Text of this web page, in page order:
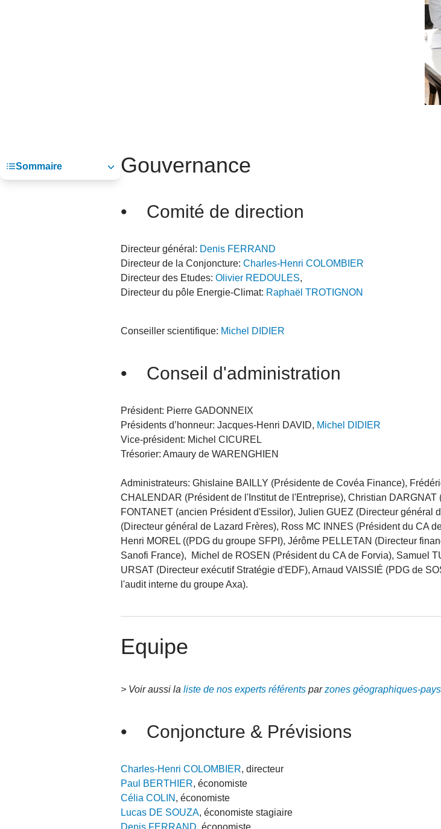
10
20
Sommaire Gouvernance
• Comité de direction
Directeur général: Denis FERRAND
Directeur de la Conjoncture: Charles-Henri COLOMBIER
Directeur des Etudes: Olivier REDOULES,
Directeur du pôle Energie-Climat: Raphaël TROTIGNON
Conseiller scientifique: Michel DIDIER
• Conseil d'administration
Président: Pierre GADONNEIX
Présidents d’honneur: Jacques-Henri DAVID, Michel DIDIER
Vice-président: Michel CICUREL
Trésorier: Amaury de WARENGHIEN
Administrateurs: Ghislaine BAILLY (Présidente de Covéa Finance),
CHALENDAR (Président de l'Institut de l'Entreprise), Christian DARGNAT
FONTANET (ancien Président d'Essilor), Julien GUEZ (Directeur général
(Directeur général de Lazard Frères), Ross MC INNES (Président du CA
Henri MOREL ((PDG du groupe SFPI), Jérôme PELLETAN (Directeur
Sanofi France), Michel de ROSEN (Président du CA de Forvia), Samuel
URSAT (Directeur exécutif Stratégie d'EDF), Arnaud VAISSIÉ (PDG de
l'audit interne du groupe Axa).
Equipe
> Voir aussi la liste de nos experts référentsparzones géographiques-pays
• Conjoncture & Prévisions
Charles-Henri COLOMBIER, directeur
Paul BERTHIER, économiste
Célia COLIN , économiste
Lucas DE SOUZA, économiste stagiaire
Denis FERRAND, économiste